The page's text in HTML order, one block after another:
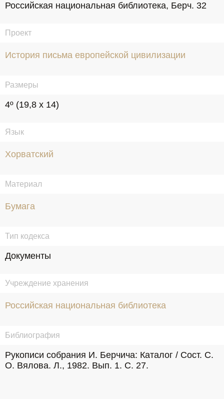
Российская национальная библиотека, Берч. 32
Проект
История письма европейской цивилизации
Размеры
4º (19,8 х 14)
Язык
Хорватский
Материал
Бумага
Тип кодекса
Документы
Учреждение хранения
Российская национальная библиотека
Библиография
Рукописи собрания И. Берчича: Каталог / Сост. C.
О. Вялова. Л., 1982. Вып. 1. С. 27.